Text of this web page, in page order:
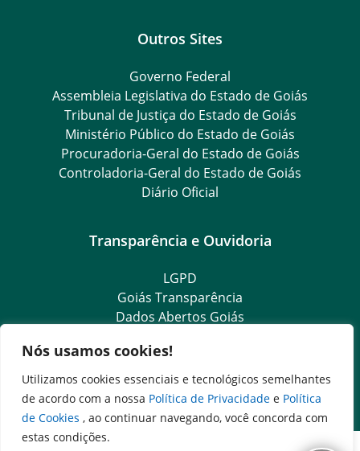
Nós usamos cookies!
Utilizamos cookies essenciais e tecnológicos semelhantes
de acordo com a nossa Política de Privacidade e Política
de Cookies , ao continuar navegando, você concorda com
estas condições.
Outros Sites
Governo Federal
Assembleia Legislativa do Estado de Goiás
Tribunal de Justiça do Estado de Goiás
Ministério Público do Estado de Goiás
Procuradoria-Geral do Estado de Goiás
Controladoria-Geral do Estado de Goiás
Diário Oficial
Transparência e Ouvidoria
LGPD
Goiás Transparência
Dados Abertos Goiás
e-SIC – Serviço Eletrônico de Informação ao Cidadão
Ouvidoria Setorial (Expresso)
Ouvidoria Setorial (Presencial)